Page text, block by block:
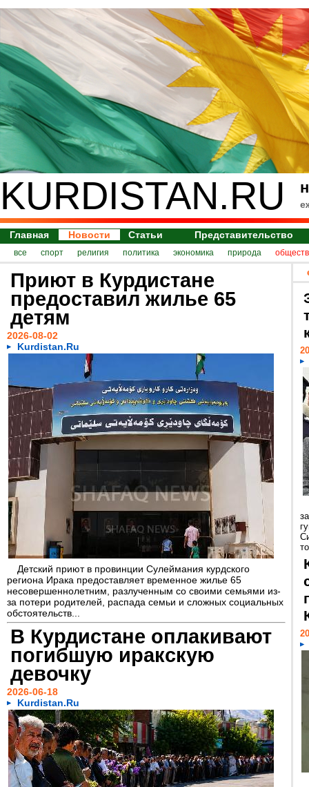
KURDISTAN.RU
Главная Новости Статьи Представительство
все спорт религия политика экономика природа
Приют в Курдистане
предоставил жилье 65
детям
2026-08-02
Kurdistan.Ru
Детский приют в провинции Сулеймания курдского
региона Ирака предоставляет временное жилье 65
несовершеннолетним, разлученным со своими семьями из-
за потери родителей, распада семьи и сложных социальных
обстоятельств...
В Курдистане оплакивают
погибшую иракскую
девочку
2026-06-18
Kurdistan.Ru